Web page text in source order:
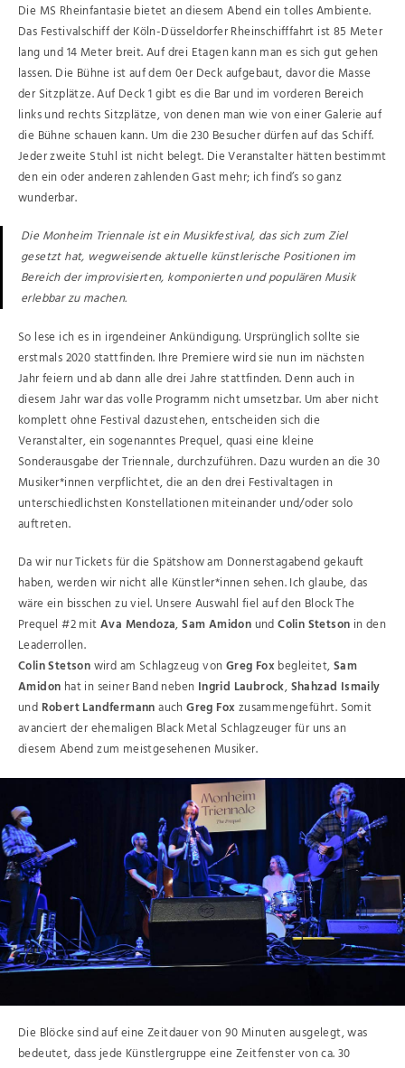
Die MS Rheinfantasie bietet an diesem Abend ein tolles Ambiente.
Das Festivalschiff der Köln-Düsseldorfer Rheinschifffahrt ist 85 Meter
lang und 14 Meter breit. Auf drei Etagen kann man es sich gut gehen
lassen. Die Bühne ist auf dem 0er Deck aufgebaut, davor die Masse
der Sitzplätze. Auf Deck 1 gibt es die Bar und im vorderen Bereich
links und rechts Sitzplätze, von denen man wie von einer Galerie auf
die Bühne schauen kann. Um die 230 Besucher dürfen auf das Schiff.
Jeder zweite Stuhl ist nicht belegt. Die Veranstalter hätten bestimmt
den ein oder anderen zahlenden Gast mehr; ich find’s so ganz
wunderbar.
Die Monheim Triennale ist ein Musikfestival, das sich zum Ziel
gesetzt hat, wegweisende aktuelle künstlerische Positionen im
Bereich der improvisierten, komponierten und populären Musik
erlebbar zu machen.
So lese ich es in irgendeiner Ankündigung. Ursprünglich sollte sie
erstmals 2020 stattfinden. Ihre Premiere wird sie nun im nächsten
Jahr feiern und ab dann alle drei Jahre stattfinden. Denn auch in
diesem Jahr war das volle Programm nicht umsetzbar. Um aber nicht
komplett ohne Festival dazustehen, entscheiden sich die
Veranstalter, ein sogenanntes Prequel, quasi eine kleine
Sonderausgabe der Triennale, durchzuführen. Dazu wurden an die 30
Musiker*innen verpflichtet, die an den drei Festivaltagen in
unterschiedlichsten Konstellationen miteinander und/oder solo
auftreten.
Da wir nur Tickets für die Spätshow am Donnerstagabend gekauft
haben, werden wir nicht alle Künstler*innen sehen. Ich glaube, das
wäre ein bisschen zu viel. Unsere Auswahl fiel auf den Block The
Prequel #2 mitAva Mendoza,Sam Amidon undColin Stetson in den
Leaderrollen.
Colin Stetsonwird am Schlagzeug vonGreg Foxbegleitet,Sam
Amidon hat in seiner Band neben Ingrid Laubrock,Shahzad Ismaily
und Robert LandfermannauchGreg Foxzusammengeführt. Somit
avanciert der ehemaligen Black Metal Schlagzeuger für uns an
diesem Abend zum meistgesehenen Musiker.
Die Blöcke sind auf eine Zeitdauer von 90 Minuten ausgelegt, was
bedeutet, dass jede Künstlergruppe eine Zeitfenster von ca. 30